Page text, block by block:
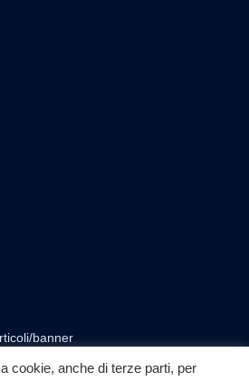
banner
cookie, anche di terze parti, per